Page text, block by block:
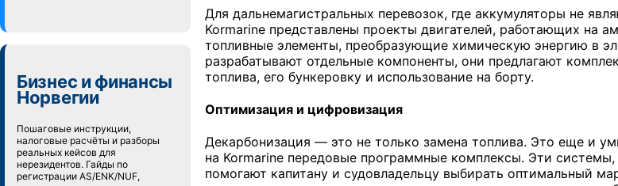
Бизнес и финансы
Норвегии
Пошаговые инструкции,
налоговые расчёты и разборы
реальных кейсов для
нерезидентов. Гайды по
регистрации AS/ENK/NUF,
Для дальнемагистральных перевозок, где аккумуляторы не
Kormarine представлены проекты двигателей, работающих на
топливные элементы, преобразующие химическую энергию в
разрабатывают отдельные компоненты, они предлагают
топлива, его бункеровку и использование на борту.
Оптимизация и цифровизация
Декарбонизация — это не только замена топлива. Это еще и
на Kormarine передовые программные комплексы. Эти
помогают капитану и судовладельцу выбирать оптимальный